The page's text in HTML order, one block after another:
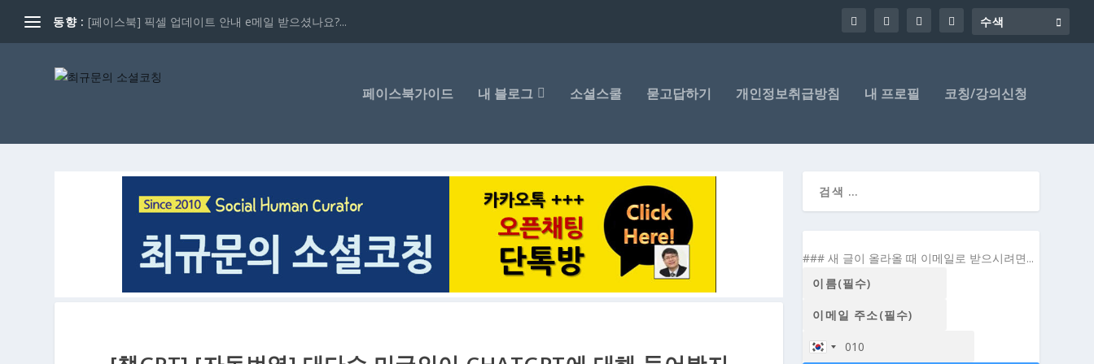
동향 : [페이스북] 픽셀 업데이트 안내 e메일 받으셨나요?...
페이스북가이드 내 블로그 소셜스쿨 묻고답하기 개인정보취급방침 내 프로필 코칭/강의신청
### 새 글이 올라올 때 이메일로 받으시려면...